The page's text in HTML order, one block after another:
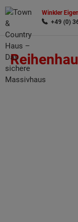
Winkler
+49 (0)
Wonach